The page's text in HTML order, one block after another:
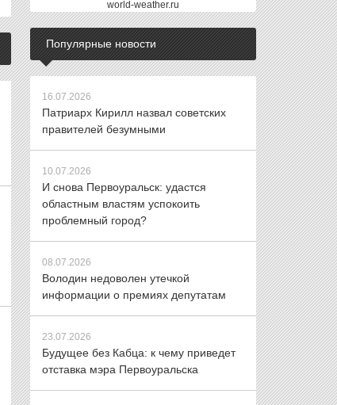
world-weather.ru
Популярные новости
16.07.2026
Патриарх Кирилл назвал советских
правителей безумными
10.07.2026
И снова Первоуральск: удастся
областным властям успокоить
проблемный город?
08.07.2026
Володин недоволен утечкой
информации о премиях депутатам
23.07.2026
Будущее без Кабца: к чему приведет
отставка мэра Первоуральска